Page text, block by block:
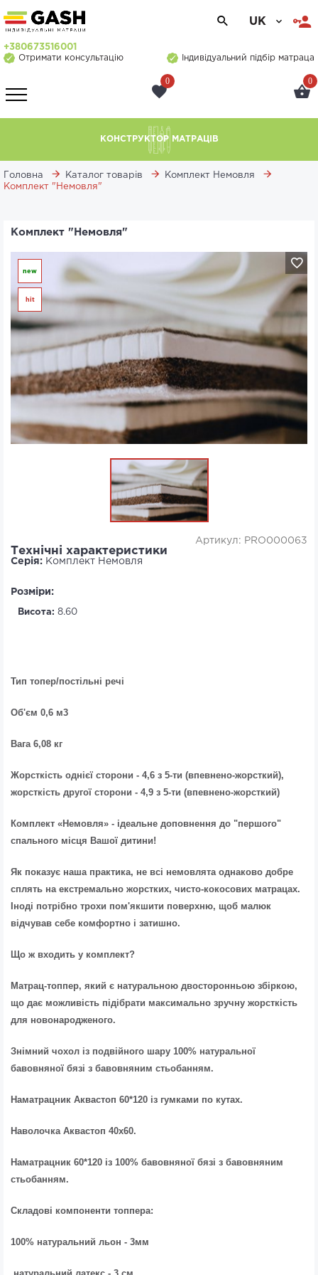
UK
+380673516001
Отримати консультацію
Індивідуальний підбір матраца
0 0
КОНСТРУКТОР МАТРАЦІВ
Головна Каталог товарів
Комплект Немовля
Комплект "Немовля"
Комплект "Немовля"
new
hit
Артикул: PRO000063
Технічні характеристики
Серія: Комплект Немовля
Розміри:
Висота: 8.60
Тип топер/постільні речі
Об'єм 0,6 м3
Вага 6,08 кг
Жорсткість однієї сторони - 4,6 з 5-ти (впевнено-жорсткий),
жорсткість другої сторони - 4,9 з 5-ти (впевнено-жорсткий)
Комплект «Немовля» - ідеальне доповнення до "першого"
спального місця Вашої дитини!
Як показує наша практика, не всі немовлята однаково добре
сплять на екстремально жорстких, чисто-кокосових матрацах.
Іноді потрібно трохи пом'якшити поверхню, щоб малюк
відчував себе комфортно і затишно.
Що ж входить у комплект?
Матрац-топпер, який є натуральною двосторонньою збіркою,
що дає можливість підібрати максимально зручну жорсткість
для новонародженого.
Знімний чохол із подвійного шару 100% натуральної
бавовняної бязі з бавовняним стьобанням.
Наматрацник Аквастоп 60*120 із гумками по кутах.
Наволочка Аквастоп 40х60.
Наматрацник 60*120 із 100% бавовняної бязі з бавовняним
стьобанням.
Складові компоненти топпера:
100% натуральний льон - 3мм